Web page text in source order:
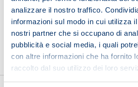
analizzare il nostro traffico.
informazioni sul modo in cui utilizza
nostri partner che si occupano di
pubblicità e social media, i quali
con altre informazioni che ha fornito
raccolto dal suo utilizzo dei loro